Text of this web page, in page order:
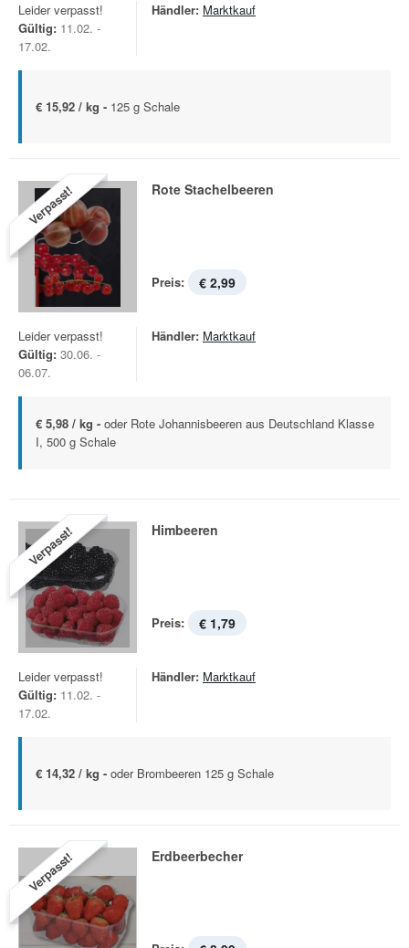
Leider verpasst!
Gültig: 11.02. -
17.02.
Händler: Marktkauf
€ 15,92 / kg - 125 g Schale
Verpasst! Rote Stachelbeeren
Preis: € 2,99
Leider verpasst!
Gültig: 30.06. -
06.07.
Händler: Marktkauf
€ 5,98 / kg - oder Rote Johannisbeeren aus Deutschland Klasse
I, 500 g Schale
Verpasst! Himbeeren
Preis: € 1,79
Leider verpasst!
Gültig: 11.02. -
17.02.
Händler: Marktkauf
€ 14,32 / kg - oder Brombeeren 125 g Schale
Verpasst! Erdbeerbecher